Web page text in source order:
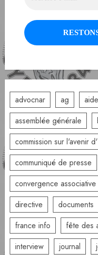
advocnar ag
assemblée générale
commission sur l'avenir
communiqué de presse
convergence associative
directive
documents
france info
fête des
interview
journal